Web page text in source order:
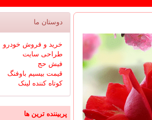
دوستان ما
خرید و فروش خودرو
طراحی سایت
فیش حج
قیمت بیسیم باوفنگ
کوتاه کننده لینک
پربیننده ترین ها